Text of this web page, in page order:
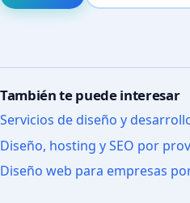
También te puede interesar
Servicios de diseño y
Diseño, hosting y SEO por
Diseño web para empresas